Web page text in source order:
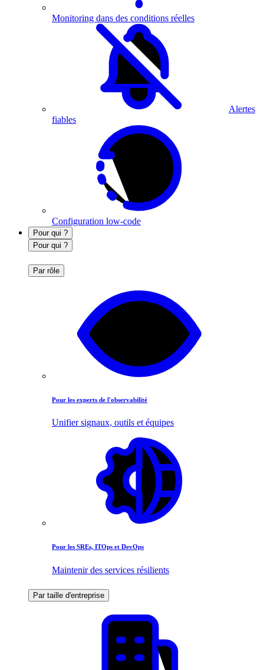
Monitoring dans des conditions réelles
Alertes
fiables
Configuration low-code
Pour qui ?
Pour qui ?
Par rôle
Pour les experts de l'observabilité
Unifier signaux, outils et équipes
Pour les SREs, ITOps et DevOps
Maintenir des services résilients
Par taille d'entreprise